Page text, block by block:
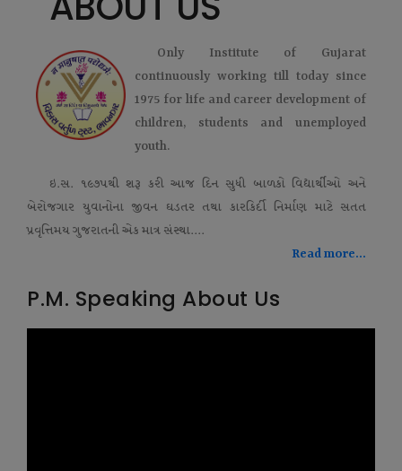
Only Institute of Gujarat
continuously working till today since
1975 for life and career development of
children, students and unemployed
youth.
ઇ.સ. ૧૯૭૫થી શરૂ કરી આજ દિન સુધી બાળકો વિદ્યાર્થીઓ અને
બેરોજગાર યુવાનોના જીવન ઘડતર તથા કારકિર્દી નિર્માણ માટે સતત
પ્રવૃત્તિમય ગુજરાતની એક માત્ર સંસ્થા....
Read more...
P.M. Speaking About Us